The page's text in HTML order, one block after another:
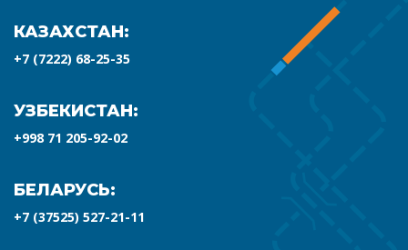
КАЗАХСТАН:
+7 (7222) 68-25-35
УЗБЕКИСТАН:
+998 71 205-92-02
БЕЛАРУСЬ:
+7 (37525) 527-21-11